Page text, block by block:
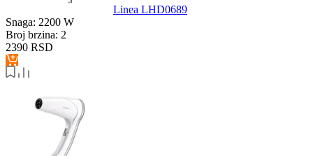
Linea LHD0689
Snaga: 2200 W
Broj brzina: 2
2390 RSD